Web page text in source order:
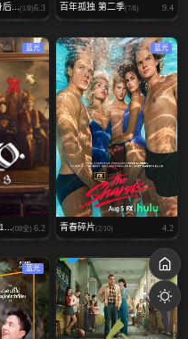
后...(1/8)6.3 百年孤独 第二季(7/8) 9.4
蓝光
(08全) 6.2
蓝光
青春碎片(2/10) 4.2
蓝光 蓝光